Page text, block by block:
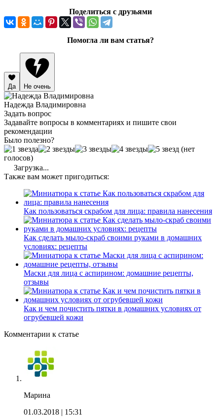
Поделиться с друзьями
Помогла ли вам статья?
Да Не очень
Надежда Владимировна
Задать вопрос
Задавайте вопросы в комментариях и пишите свои
рекомендации
Было полезно?
(нет
голосов)
Загрузка...
Также вам может пригодиться:
Как пользоваться скрабом для лица: правила нанесения
Как сделать мыло-скраб своими руками в домашних
условиях: рецепты
Маски для лица с аспирином: домашние рецепты,
отзывы
Как и чем почистить пятки в домашних условиях от
огрубевшей кожи
Комментарии к статье
Марина
01.03.2018 | 15:31